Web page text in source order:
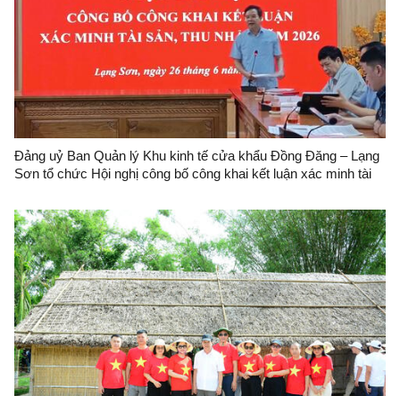
Đảng uỷ Ban Quản lý Khu kinh tế cửa khẩu Đồng Đăng – Lạng
Sơn tổ chức Hội nghị công bố công khai kết luận xác minh tài